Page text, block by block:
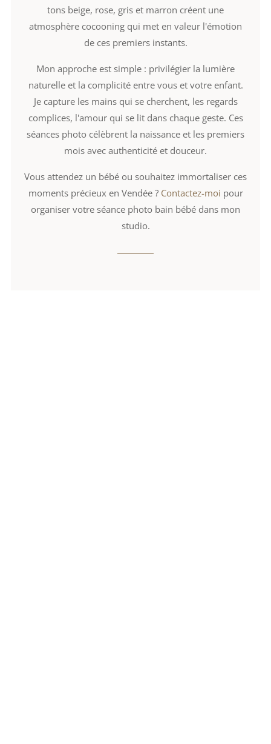
tons beige, rose, gris et marron créent une
atmosphère cocooning qui met en valeur l'émotion
de ces premiers instants.
Mon approche est simple : privilégier la lumière
naturelle et la complicité entre vous et votre enfant.
Je capture les mains qui se cherchent, les regards
complices, l'amour qui se lit dans chaque geste. Ces
séances photo célèbrent la naissance et les premiers
mois avec authenticité et douceur.
Vous attendez un bébé ou souhaitez immortaliser ces
moments précieux en Vendée ? Contactez-moi pour
organiser votre séance photo bain bébé dans mon
studio.